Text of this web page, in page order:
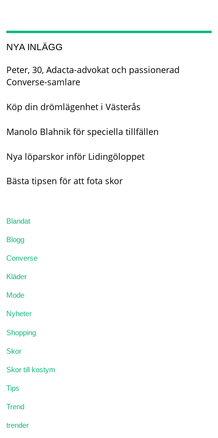
NYA INLÄGG
Peter, 30, Adacta-advokat och passionerad
Converse-samlare
Köp din drömlägenhet i Västerås
Manolo Blahnik för speciella tillfällen
Nya löparskor inför Lidingöloppet
Bästa tipsen för att fota skor
Blandat
Blogg
Converse
Kläder
Mode
Nyheter
Shopping
Skor
Skor till kostym
Tips
Trend
trender